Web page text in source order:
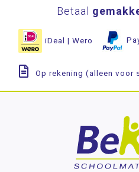
Betaal
iDeal | Wero
Op rekening (alleen